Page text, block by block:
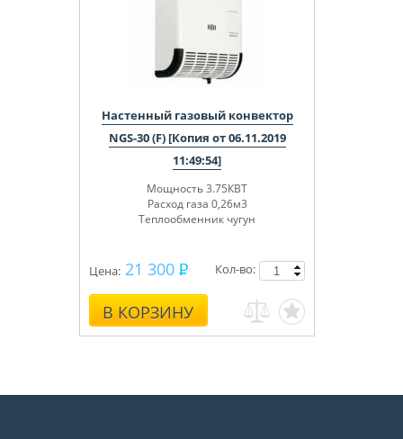
Настенный газовый конвектор
NGS-30 (F) [Копия от 06.11.2019
11:49:54]
Мощность 3.75КВТ
Расход газа 0,26м3
Теплообменник чугун
Цена: 21 300
В КОРЗИНУ
Кол-во: